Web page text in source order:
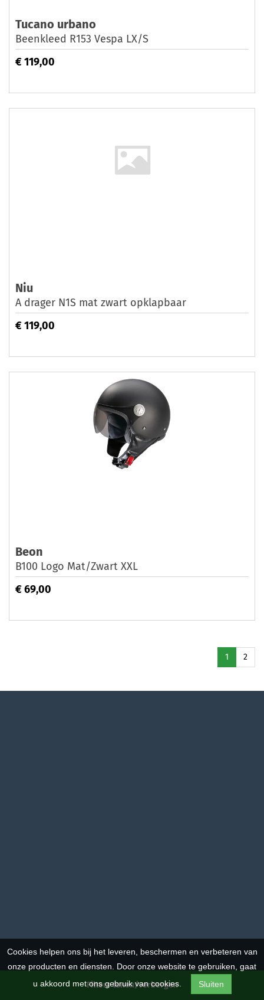
Filters tonen/verbergen
Tucano urbano
Beenkleed R153 Vespa LX/S
€ 119,00
Niu
A drager N1S mat zwart opklapbaar
€ 119,00
Beon
B100 Logo Mat/Zwart XXL
€ 69,00
1 2
Cookies helpen ons bij het leveren, beschermen en verbeteren van
onze producten en diensten. Door onze website te gebruiken, gaat
u akkoord met ons gebruik van cookies.
Sluiten